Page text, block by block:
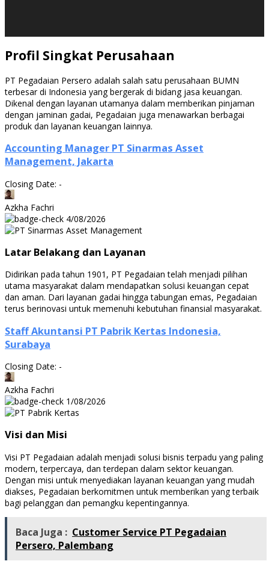
Profil Singkat Perusahaan
PT Pegadaian Persero adalah salah satu perusahaan BUMN
terbesar di Indonesia yang bergerak di bidang jasa keuangan.
Dikenal dengan layanan utamanya dalam memberikan pinjaman
dengan jaminan gadai, Pegadaian juga menawarkan berbagai
produk dan layanan keuangan lainnya.
Accounting Manager PT Sinarmas Asset
Management, Jakarta
Closing Date: -
Azkha Fachri
4/08/2026
Latar Belakang dan Layanan
Didirikan pada tahun 1901, PT Pegadaian telah menjadi pilihan
utama masyarakat dalam mendapatkan solusi keuangan cepat
dan aman. Dari layanan gadai hingga tabungan emas, Pegadaian
terus berinovasi untuk memenuhi kebutuhan finansial masyarakat.
Staff Akuntansi PT Pabrik Kertas Indonesia,
Surabaya
Closing Date: -
Azkha Fachri
1/08/2026
Visi dan Misi
Visi PT Pegadaian adalah menjadi solusi bisnis terpadu yang paling
modern, terpercaya, dan terdepan dalam sektor keuangan.
Dengan misi untuk menyediakan layanan keuangan yang mudah
diakses, Pegadaian berkomitmen untuk memberikan yang terbaik
bagi pelanggan dan pemangku kepentingannya.
Baca Juga : Customer Service PT Pegadaian
Persero, Palembang